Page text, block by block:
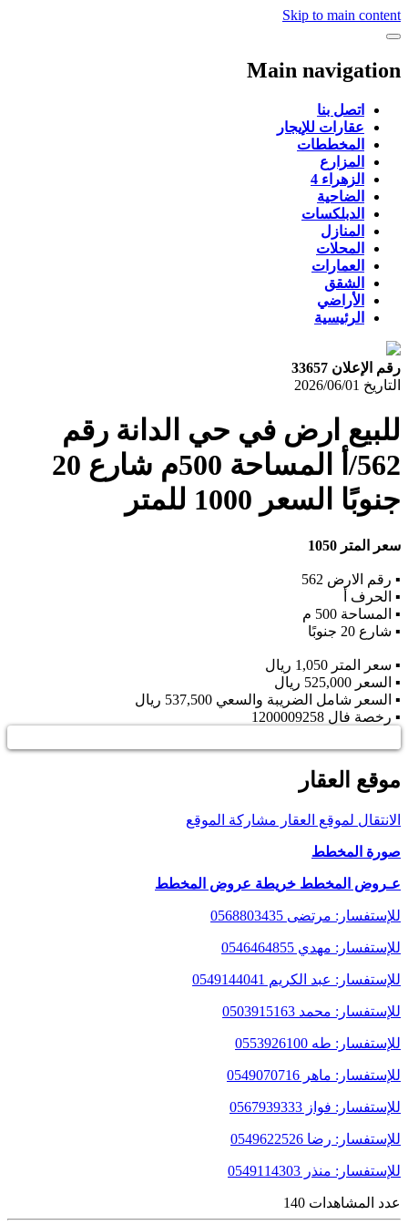
Skip to main content
Main navigation
اتصل بنا
عقارات للإيجار
المخططات
المزارع
الزهراء 4
الضاحية
الدبلكسات
المنازل
المحلات
العمارات
الشقق
الأراضي
الرئيسية
رقم الإعلان 33657
التاريخ 2026/06/01
للبيع ارض في حي الدانة رقم
562/أ المساحة 500م شارع 20
جنوبًا السعر 1000 للمتر
سعر المتر 1050
▪︎ رقم الارض 562
▪︎ الحرف أ
▪︎ المساحة 500 م
▪︎ شارع 20 جنوبًا
▪︎ سعر المتر 1,050 ريال
▪︎ السعر 525,000 ريال
▪︎ السعر شامل الضريبة والسعي 537,500 ريال
▪︎ رخصة فال 1200009258
موقع العقار
الانتقال لموقع العقار مشاركة الموقع
صورة المخطط
عـروض المخطط خريطة عروض المخطط
للإستفسار: مرتضى 0568803435
للإستفسار: مهدي 0546464855
للإستفسار: عبد الكريم 0549144041
للإستفسار: محمد 0503915163
للإستفسار: طه 0553926100
للإستفسار: ماهر 0549070716
للإستفسار: فواز 0567939333
للإستفسار: رضا 0549622526
للإستفسار: منذر 0549114303
عدد المشاهدات 140